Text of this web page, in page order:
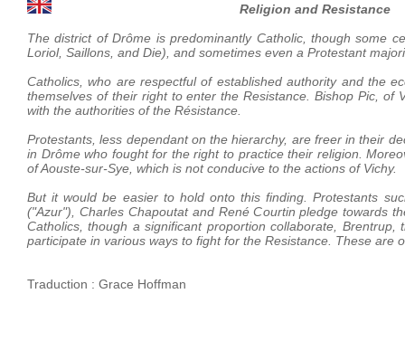
Religion and Resistance
The district of Drôme is predominantly Catholic, though some
Loriol, Saillons, and Die), and sometimes even a Protestant
Catholics, who are respectful of established authority and the
themselves of their right to enter the Resistance. Bishop Pic,
with the authorities of the Résistance.
Protestants, less dependant on the hierarchy, are freer in their
in Drôme who fought for the right to practice their religion.
of Aouste-sur-Sye, which is not conducive to the actions of Vichy.
But it would be easier to hold onto this finding. Protestants
("Azur"), Charles Chapoutat and René Courtin pledge towards
Catholics, though a significant proportion collaborate,
participate in various ways to fight for the Resistance. These are
Traduction : Grace Hoffman